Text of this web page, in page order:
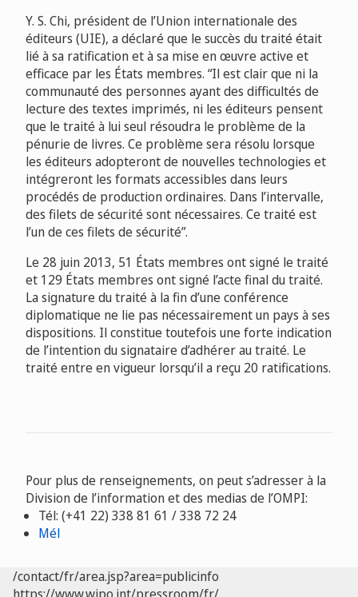
Y. S. Chi, président de l’Union internationale des
éditeurs (UIE), a déclaré que le succès du traité était
lié à sa ratification et à sa mise en œuvre active et
efficace par les États membres. “Il est clair que ni la
communauté des personnes ayant des difficultés de
lecture des textes imprimés, ni les éditeurs pensent
que le traité à lui seul résoudra le problème de la
pénurie de livres. Ce problème sera résolu lorsque
les éditeurs adopteront de nouvelles technologies et
intégreront les formats accessibles dans leurs
procédés de production ordinaires. Dans l’intervalle,
des filets de sécurité sont nécessaires. Ce traité est
l’un de ces filets de sécurité”.
Le 28 juin 2013, 51 États membres ont signé le traité
et 129 États membres ont signé l’acte final du traité.
La signature du traité à la fin d’une conférence
diplomatique ne lie pas nécessairement un pays à ses
dispositions. Il constitue toutefois une forte indication
de l’intention du signataire d’adhérer au traité. Le
traité entre en vigueur lorsqu’il a reçu 20 ratifications.
Pour plus de renseignements, on peut s’adresser à la
Division de l’information et des medias de l’OMPI:
Tél: (+41 22) 338 81 61 / 338 72 24
Mél
/contact/fr/area.jsp?area=publicinfo